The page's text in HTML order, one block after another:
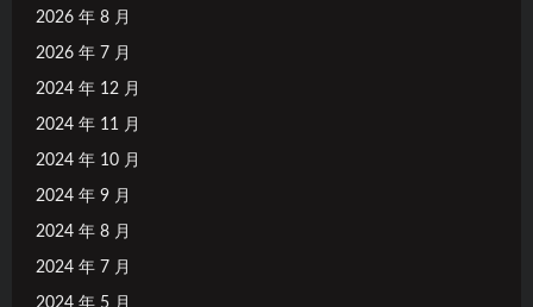
2026 年 8 月
2026 年 7 月
2024 年 12 月
2024 年 11 月
2024 年 10 月
2024 年 9 月
2024 年 8 月
2024 年 7 月
2024 年 5 月